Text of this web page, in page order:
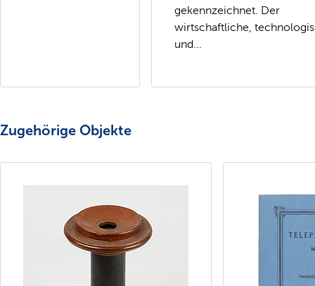
gekennzeichnet. Der
wirtschaftliche,
und...
Zugehörige Objekte